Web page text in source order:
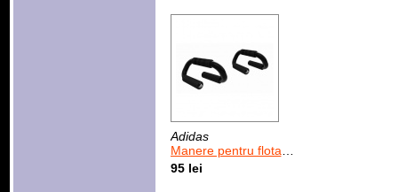
Adidas
Manere pentru flotari Adidas Push Up Bars
95 lei